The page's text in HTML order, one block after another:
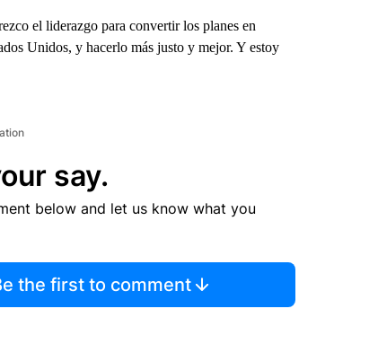
el liderazgo para convertir los planes en
Unidos, y hacerlo más justo y mejor. Y estoy
say.
below and let us know what you
the first to comment